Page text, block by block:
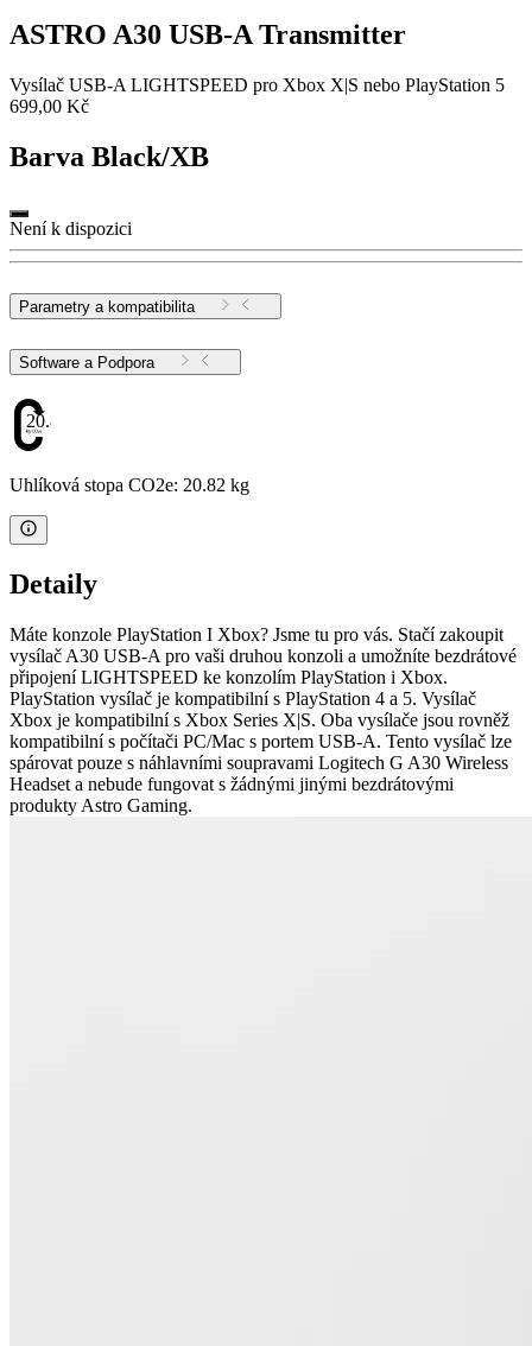
ASTRO A30 USB-A Transmitter
Vysílač USB-A LIGHTSPEED pro Xbox X|S nebo PlayStation 5
699,00 Kč
Barva Black/XB
Není k dispozici
Parametry a kompatibilita
Software a Podpora
20.82
Uhlíková stopa CO2e: 20.82 kg
Detaily
Máte konzole PlayStation I Xbox? Jsme tu pro vás. Stačí zakoupit
vysílač A30 USB-A pro vaši druhou konzoli a umožníte bezdrátové
připojení LIGHTSPEED ke konzolím PlayStation i Xbox.
PlayStation vysílač je kompatibilní s PlayStation 4 a 5. Vysílač
Xbox je kompatibilní s Xbox Series X|S. Oba vysílače jsou rovněž
kompatibilní s počítači PC/Mac s portem USB-A. Tento vysílač lze
spárovat pouze s náhlavními soupravami Logitech G A30 Wireless
Headset a nebude fungovat s žádnými jinými bezdrátovými
produkty Astro Gaming.